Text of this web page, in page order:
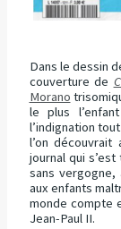
Dans le dessin
couverture de
Morano
le plus
l’indignation
l’on découvrait
journal qui
sans vergogne,
aux enfants
monde compte
Jean-Paul II.